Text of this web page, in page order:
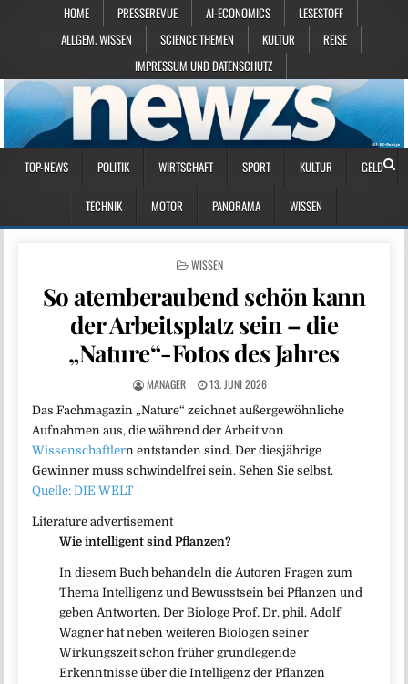
HOME PRESSEREVUE AI-ECONOMICS
LESESTOFF
ALLGEM. WISSEN
SCIENCE THEMEN KULTUR
REISE
IMPRESSUM UND DATENSCHUTZ
TOP-NEWS POLITIK WIRTSCHAFT SPORT KULTUR GELD
TECHNIK MOTOR PANORAMA WISSEN
POSTED IN
WISSEN
So atemberaubend schön kann
der Arbeitsplatz sein – die
„Nature“-Fotos des Jahres
MANAGER 13. JUNI 2026
Das Fachmagazin „Nature“ zeichnet außergewöhnliche
Aufnahmen aus, die während der Arbeit von
Wissenschaftlern entstanden sind. Der diesjährige
Gewinner muss schwindelfrei sein. Sehen Sie selbst.
Quelle: DIE WELT
Literature advertisement
Wie intelligent sind Pflanzen?
In diesem Buch behandeln die Autoren Fragen zum
Thema Intelligenz und Bewusstsein bei Pflanzen und
geben Antworten. Der Biologe Prof. Dr. phil. Adolf
Wagner hat neben weiteren Biologen seiner
Wirkungszeit schon früher grundlegende
Erkenntnisse über die Intelligenz der Pflanzen